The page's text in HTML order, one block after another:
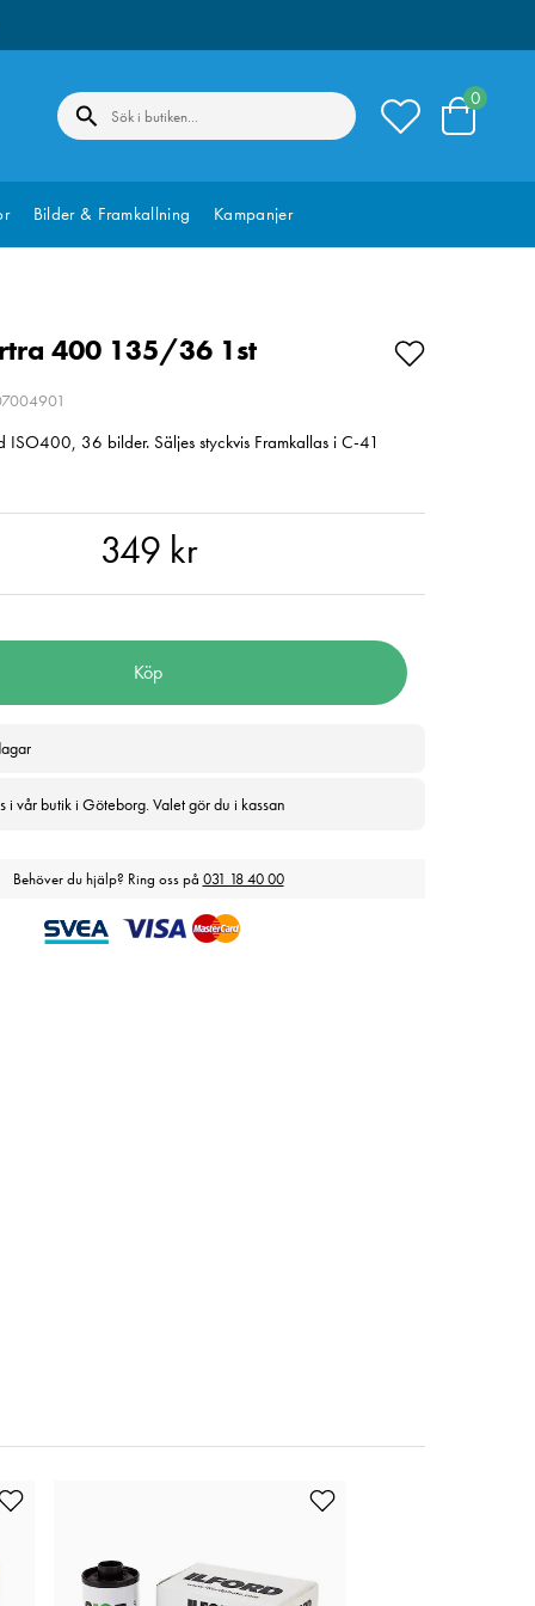
0
Bilder & Framkallning Kampanjer
400 135/36 1st
ISO400, 36 bilder. Säljes styckvis Framkallas i C-41
349 kr
Köp
i vår butik i Göteborg. Valet gör du i kassan
Behöver du hjälp? Ring oss på 031 18 40 00